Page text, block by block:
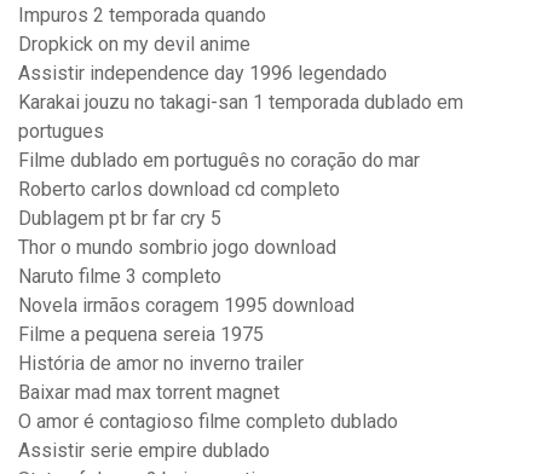
Impuros 2 temporada quando
Dropkick on my devil anime
Assistir independence day 1996 legendado
Karakai jouzu no takagi-san 1 temporada dublado em
portugues
Filme dublado em português no coração do mar
Roberto carlos download cd completo
Dublagem pt br far cry 5
Thor o mundo sombrio jogo download
Naruto filme 3 completo
Novela irmãos coragem 1995 download
Filme a pequena sereia 1975
História de amor no inverno trailer
Baixar mad max torrent magnet
O amor é contagioso filme completo dublado
Assistir serie empire dublado